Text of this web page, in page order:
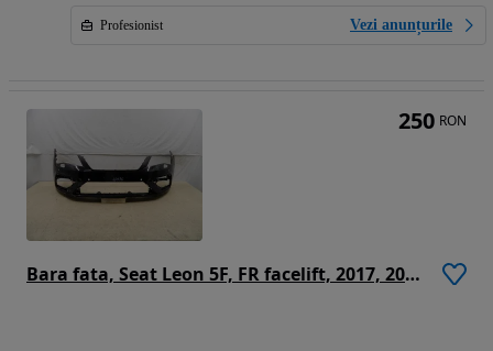
Profesionist Vezi anunțurile
Bara fata, Seat Leon 5F, FR facelift, 2017, 2018, 2019, 2020, 5F0807221AB.
250 RON